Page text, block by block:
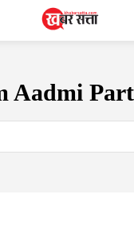
Aadmi